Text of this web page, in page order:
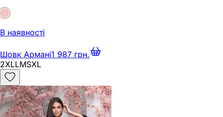
В наявності
Шовк Армані1 987 грн.
2XLLMSXL